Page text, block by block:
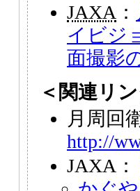
JAXA ：
イビジ
面撮影
＜関連リ
月周回
http://
JAXA：